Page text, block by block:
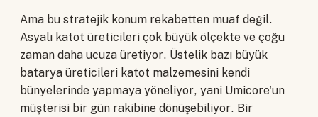
Ama bu stratejik konum rekabetten muaf değil.
Asyalı katot üreticileri çok büyük ölçekte ve çoğu
zaman daha ucuza üretiyor. Üstelik bazı büyük
batarya üreticileri katot malzemesini kendi
bünyelerinde yapmaya yöneliyor, yani Umicore'un
müşterisi bir gün rakibine dönüşebiliyor. Bir